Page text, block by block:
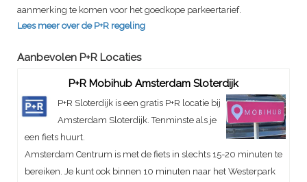
aanmerking te komen voor het goedkope parkeertarief.
Lees meer over de P+R regeling
Aanbevolen P+R Locaties
P+R Mobihub Amsterdam Sloterdijk
P+R Sloterdijk is een gratis P+R locatie bij
Amsterdam Sloterdijk. Tenminste als je
een fiets huurt.
Amsterdam Centrum is met de fiets in slechts 15-20 minuten te
bereiken. Je kunt ook binnen 10 minuten naar het Westerpark